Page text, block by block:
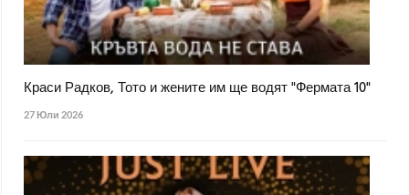
Краси Радков, Тото и жените им ще водят "Фермата 10"
27 Юли 2026